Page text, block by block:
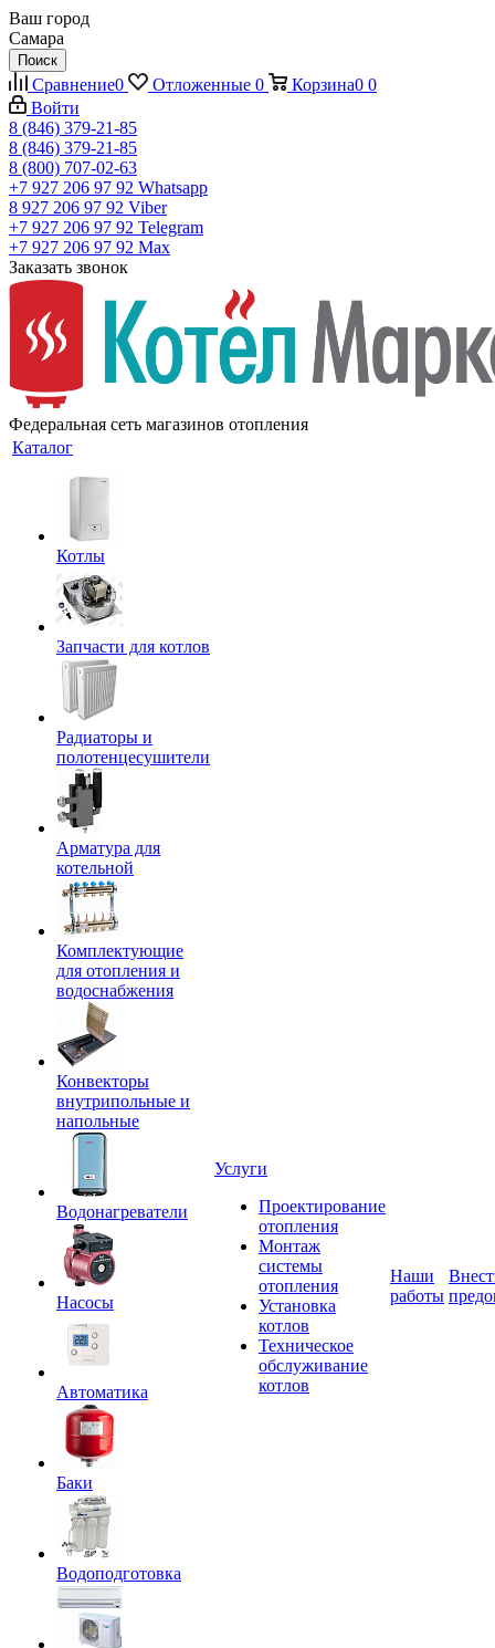
Ваш город
Самара
Поиск
Сравнение0 Отложенные 0 Корзина0 0
Войти
8 (846) 379-21-85
8 (846) 379-21-85
8 (800) 707-02-63
+7 927 206 97 92 Whatsapp
8 927 206 97 92 Viber
+7 927 206 97 92 Telegram
+7 927 206 97 92 Max
Заказать звонок
Федеральная сеть магазинов отопления
Каталог
Котлы
Запчасти для котлов
Радиаторы и
полотенцесушители
Арматура для
котельной
Комплектующие
для отопления и
водоснабжения
Конвекторы
внутрипольные и
напольные
Водонагреватели
Насосы
Автоматика
Баки
Водоподготовка
Услуги
Проектирование
отопления
Монтаж
системы
отопления
Установка
котлов
Техническое
обслуживание
котлов
Наши
работы